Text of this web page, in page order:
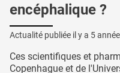
encéphalique ?
Actualité publiée il y a 5
Ces scientifiques et
Copenhague et de